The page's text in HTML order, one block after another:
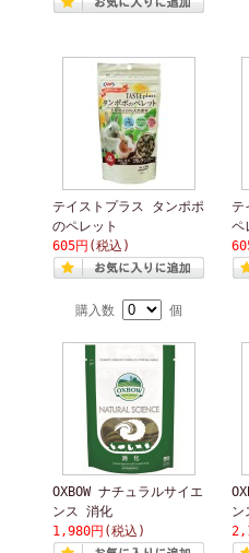
テイストプラス タンポポ
のペレット
605円 (税込)
購入数 個
テ
ペ
OXBOW ナチュラルサイエ
ンス 消化
1,980円 (税込)
ン